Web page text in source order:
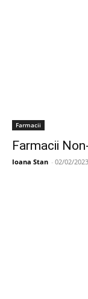
Farmacii
Farmacii
Ioana Stan - 02/02/2023